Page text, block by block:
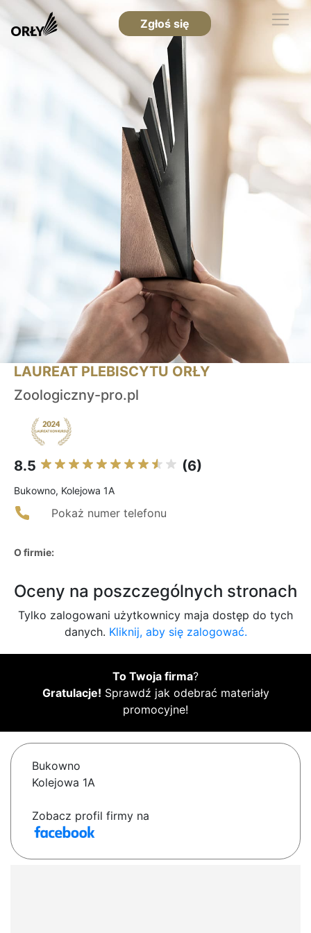
Zgłoś się
LAUREAT PLEBISCYTU ORŁY
Zoologiczny-pro.pl
8.5 (6)
Bukowno, Kolejowa 1A
Pokaż numer telefonu
O firmie:
Oceny na poszczególnych stronach
Tylko zalogowani użytkownicy maja dostęp do tych
danych. Kliknij, aby się zalogować.
To Twoja firma?
Gratulacje! Sprawdź jak odebrać materiały
promocyjne!
Bukowno
Kolejowa 1A
Zobacz profil firmy na